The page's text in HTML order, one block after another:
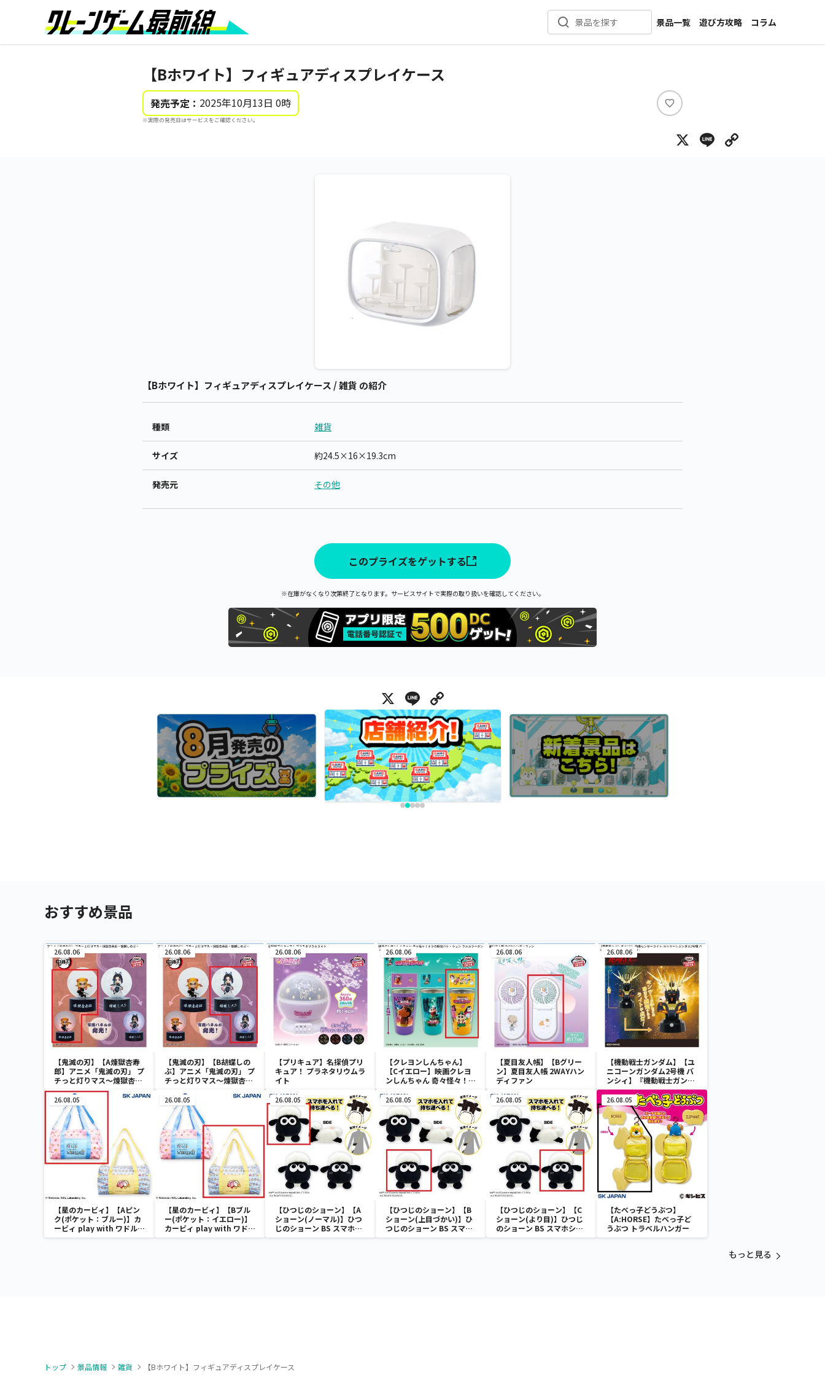
景品を探す
景品一覧
新着景品
メーカー一覧
遊び方攻略
コラム
インタビュー
【Bホワイト】フィギュアディスプレイケース
発売予定： 2025年10月13日 0時
※実際の発売日はサービスをご確認ください。
い
ね
X Line
【Bホワイト】フィギュアディスプレイケース / 雑貨 の紹介
種類 雑貨
サイズ 約24.5×16×19.3cm
発売元 その他
このプライズをゲットする
※在庫がなくなり次第終了となります。サービスサイトで実際の取り扱いを確認してください。
X Line
おすすめ景品
26.08.06
【鬼滅の刃】【A煉獄杏寿
郎】アニメ「鬼滅の刃」 プ
チっと灯りマス～煉獄杏寿
郎・胡蝶しのぶ～
26.08.06
【鬼滅の刃】【B胡蝶しの
ぶ】アニメ「鬼滅の刃」 プ
チっと灯りマス～煉獄杏寿
26.08.06
【プリキュア】名探偵プリ
キュア！ プラネタリウムラ
イト
26.08.06
【クレヨンしんちゃん】
【Cイエロー】映画クレヨ
ンしんちゃん 奇々怪々！オ
カラータンブラー
26.08.06
【夏目友人帳】【Bグリー
ン】夏目友人帳 2WAYハン
ディファン
26.08.06
【機動戦士ガンダム】【ユ
ニコーンガンダム2号機 バ
ンシィ】『機動戦士ガンダ
ムUC』 胸像センサーライ
ト-ユニコーンガンダム2号
機 バンシィ（デストロイモ
ード）-
26.08.05
【星のカービィ】【Aピン
ク(ポケット：ブルー)】カ
ービィ play with ワドルデ
ィ ボストンバッグ
26.08.05
【星のカービィ】【Bブル
ー(ポケット：イエロー)】
カービィ play with ワドル
ディ ボストンバッグ
26.08.05
【ひつじのショーン】【A
ショーン(ノーマル)】ひつ
じのショーン BS スマホシ
ョーンルダー
26.08.05
【ひつじのショーン】【B
ショーン(上目づかい)】ひ
つじのショーン BS スマホ
ショーンルダー
26.08.05
【ひつじのショーン】【C
ショーン(より目)】ひつじ
のショーン BS スマホショ
ーンルダー
26.08.05
【たべっ子どうぶつ】
【A:HORSE】たべっ子ど
うぶつ トラベルハンガー
もっと見る
トップ 景品情報 雑貨 【Bホワイト】フィギュアディスプレイケース